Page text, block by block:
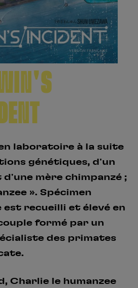
laboratoire à la suite
génétiques, d'un
mère chimpanzé ;
». Spécimen
est recueilli et élevé en
formé par un
des primates
Charlie le humanzee
S’inscrire